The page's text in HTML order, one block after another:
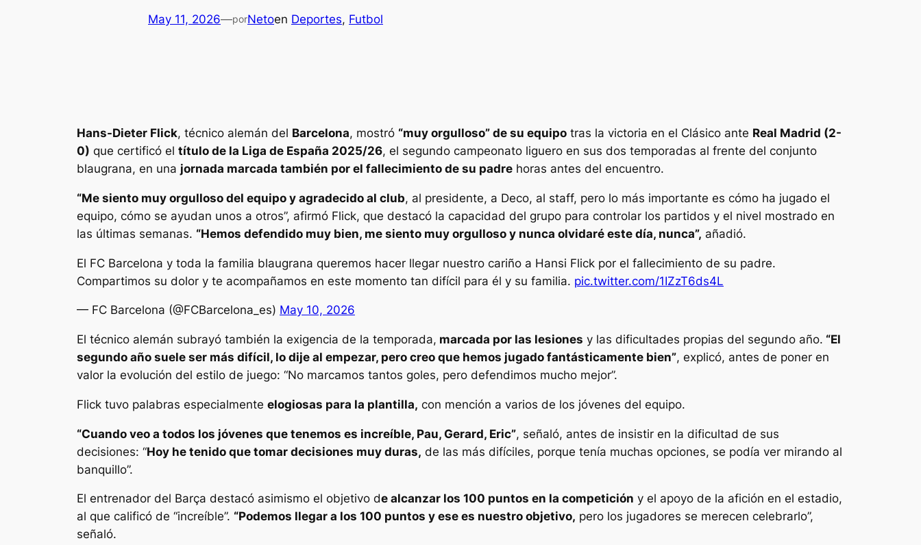
May 11, 2026—porNetoen Deportes, Futbol
Hans-Dieter Flick, técnico alemán del Barcelona, mostró “muy orgulloso” de su equipo tras la victoria en el Clásico ante Real Madrid (2-
0) que certificó el título de la Liga de España 2025/26, el segundo campeonato liguero en sus dos temporadas al frente del conjunto
blaugrana, en una jornada marcada también por el fallecimiento de su padre horas antes del encuentro.
“Me siento muy orgulloso del equipo y agradecido al club, al presidente, a Deco, al staff, pero lo más importante es cómo ha jugado el
equipo, cómo se ayudan unos a otros”, afirmó Flick, que destacó la capacidad del grupo para controlar los partidos y el nivel mostrado en
las últimas semanas. “Hemos defendido muy bien, me siento muy orgulloso y nunca olvidaré este día, nunca”, añadió.
El FC Barcelona y toda la familia blaugrana queremos hacer llegar nuestro cariño a Hansi Flick por el fallecimiento de su padre.
Compartimos su dolor y te acompañamos en este momento tan difícil para él y su familia. pic.twitter.com/1IZzT6ds4L
— FC Barcelona (@FCBarcelona_es) May 10, 2026
El técnico alemán subrayó también la exigencia de la temporada, marcada por las lesiones y las dificultades propias del segundo año. “El
segundo año suele ser más difícil, lo dije al empezar, pero creo que hemos jugado fantásticamente bien”, explicó, antes de poner en
valor la evolución del estilo de juego: “No marcamos tantos goles, pero defendimos mucho mejor”.
Flick tuvo palabras especialmente elogiosas para la plantilla, con mención a varios de los jóvenes del equipo.
“Cuando veo a todos los jóvenes que tenemos es increíble, Pau, Gerard, Eric”, señaló, antes de insistir en la dificultad de sus
decisiones: “Hoy he tenido que tomar decisiones muy duras, de las más difíciles, porque tenía muchas opciones, se podía ver mirando al
banquillo”.
El entrenador del Barça destacó asimismo el objetivo de alcanzar los 100 puntos en la competición y el apoyo de la afición en el estadio,
al que calificó de “increíble”. “Podemos llegar a los 100 puntos y ese es nuestro objetivo, pero los jugadores se merecen celebrarlo”,
señaló.